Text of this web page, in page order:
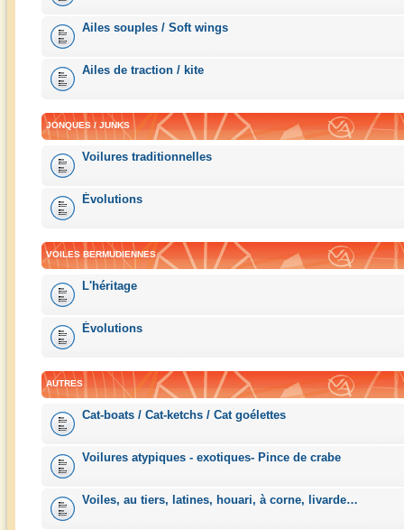
Ailes souples / Soft wings
Ailes de traction / kite
JONQUES / JUNKS
Voilures traditionnelles
Évolutions
VOILES BERMUDIENNES
L'héritage
Évolutions
AUTRES
Cat-boats / Cat-ketchs / Cat goélettes
Voilures atypiques - exotiques- Pince de crabe
Voiles, au tiers, latines, houari, à corne, livarde…